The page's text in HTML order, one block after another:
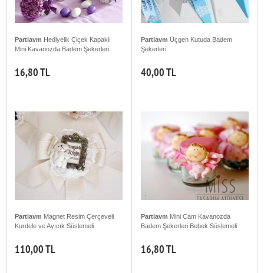
Partiavm Hediyelik Çiçek Kapaklı
Mini Kavanozda Badem Şekerleri
16,80 TL
Partiavm Üçgen Kutuda Badem
Şekerleri
40,00 TL
Partiavm Magnet Resim Çerçeveli
Kurdele ve Ayıcık Süslemeli
110,00 TL
Partiavm Mini Cam Kavanozda
Badem Şekerleri Bebek Süslemeli
16,80 TL